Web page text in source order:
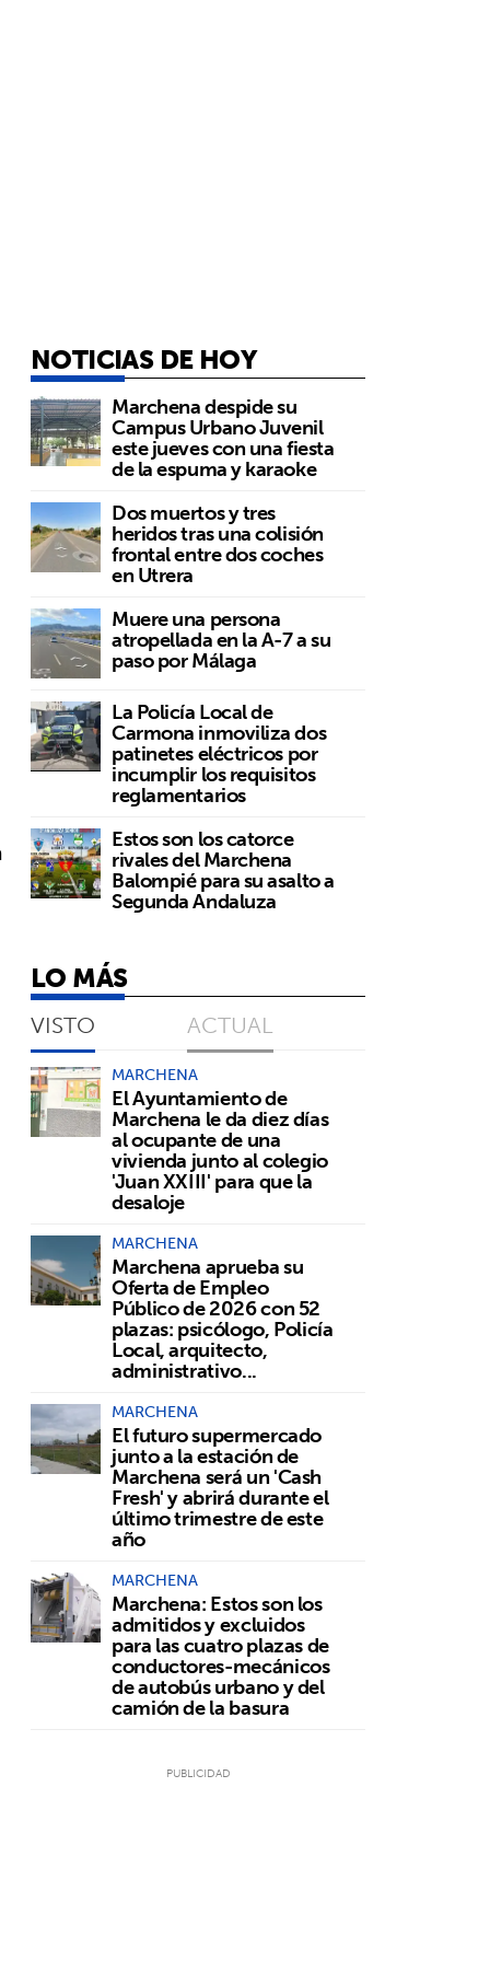
NOTICIAS DE HOY
Marchena despide su
Campus Urbano Juvenil
este jueves con una fiesta
de la espuma y karaoke
Dos muertos y tres
heridos tras una colisión
frontal entre dos coches
en Utrera
Muere una persona
atropellada en la A-7 a su
paso por Málaga
La Policía Local de
Carmona inmoviliza dos
patinetes eléctricos por
incumplir los requisitos
reglamentarios
Estos son los catorce
rivales del Marchena
Balompié para su asalto a
Segunda Andaluza
LO MÁS
VISTO ACTUAL
MARCHENA
El Ayuntamiento de
Marchena le da diez días
al ocupante de una
vivienda junto al colegio
'Juan XXIII' para que la
desaloje
MARCHENA
Marchena aprueba su
Oferta de Empleo
Público de 2026 con 52
plazas: psicólogo, Policía
Local, arquitecto,
administrativo...
MARCHENA
El futuro supermercado
junto a la estación de
Marchena será un 'Cash
Fresh' y abrirá durante el
último trimestre de este
año
MARCHENA
Marchena: Estos son los
admitidos y excluidos
para las cuatro plazas de
conductores-mecánicos
de autobús urbano y del
camión de la basura